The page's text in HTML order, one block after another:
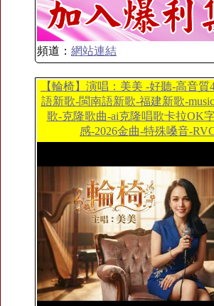
頻道： 網站連結
【輪椅】演唱：美美 -好聽-高音質
語新歌-閩南語新歌-福建新歌-
歌-克隆歌曲-ai克隆唱歌卡拉OK
感-2026金曲-特殊嗓音-